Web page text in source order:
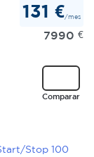
131 €/mes
7990 €
Comparar